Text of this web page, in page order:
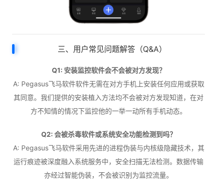
三、用户常见问题解答（Q&A）
Q1: 安装监控软件会不会被对方发现？
A: Pegasus飞马软件软件无需在对方手机上安装任何应用或获取
其同意。我们提供的安装植入方法均不会被对方发现知道，在对
方不知情的情况下监控他的一举一动所有手机动态。
Q2: 会被杀毒软件或系统安全功能检测到吗？
A: Pegasus飞马软件采用先进的进程伪装与内核级隐藏技术，其
运行痕迹被深度融入系统服务中，安全扫描无法检测。数据传输
亦经过智能伪装，不会被识别为监控流量。